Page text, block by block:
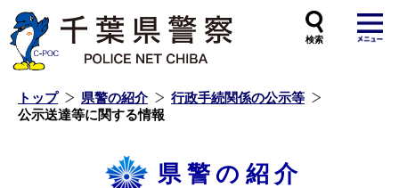
トップ 県警の紹介
行政手続関係の公示等
公示送達等に関する情報
県警の紹介